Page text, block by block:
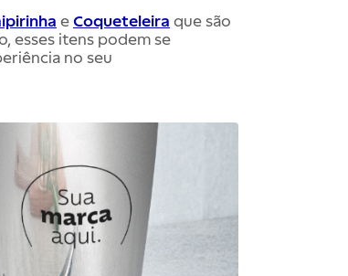
e Coqueteleira que são
esses itens podem se
no seu